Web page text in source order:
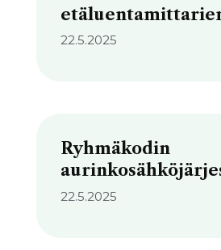
22.5.2025
Ryhmäkodin
22.5.2025